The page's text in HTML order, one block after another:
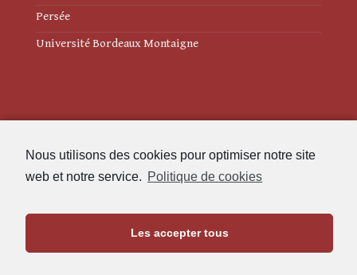
Nous utilisons des cookies pour optimiser notre site
web et notre service. Politique de cookies
Les accepter tous
Persée
Université Bordeaux Montaigne
Politique de cookies (UE)
Maison de l'Archéologie